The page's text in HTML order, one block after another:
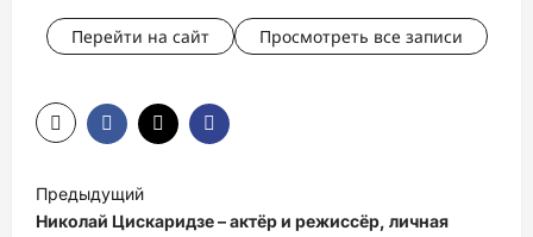
Перейти на сайт Просмотреть все записи
Н
а
Предыдущий
Николай Цискаридзе – актёр и режиссёр, личная